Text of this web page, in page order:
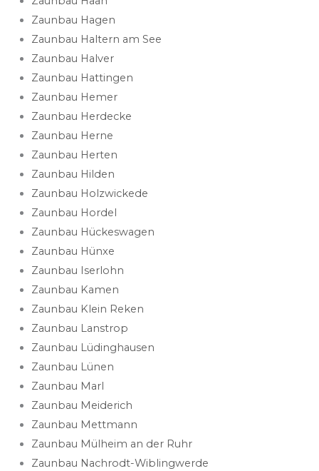
Zaunbau Hagen
Zaunbau Haltern am See
Zaunbau Halver
Zaunbau Hattingen
Zaunbau Hemer
Zaunbau Herdecke
Zaunbau Herne
Zaunbau Herten
Zaunbau Hilden
Zaunbau Holzwickede
Zaunbau Hordel
Zaunbau Hückeswagen
Zaunbau Hünxe
Zaunbau Iserlohn
Zaunbau Kamen
Zaunbau Klein Reken
Zaunbau Lanstrop
Zaunbau Lüdinghausen
Zaunbau Lünen
Zaunbau Marl
Zaunbau Meiderich
Zaunbau Mettmann
Zaunbau Mülheim an der Ruhr
Zaunbau Nachrodt-Wiblingwerde